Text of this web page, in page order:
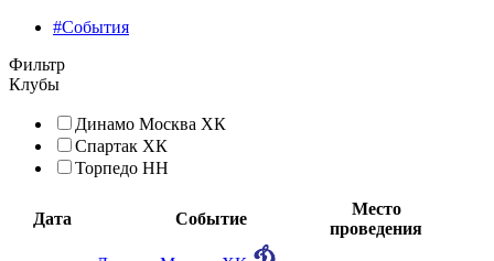
#События
Фильтр
Клубы
Динамо Москва ХК
Спартак ХК
Торпедо НН
Дата Событие
Место
проведения